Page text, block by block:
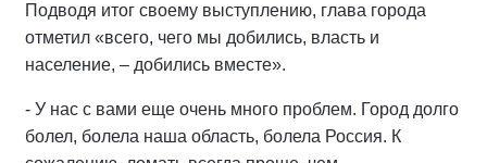
Подводя итог своему выступлению, глава города
отметил «всего, чего мы добились, власть и
население, – добились вместе».
- У нас с вами еще очень много проблем. Город долго
болел, болела наша область, болела Россия. К